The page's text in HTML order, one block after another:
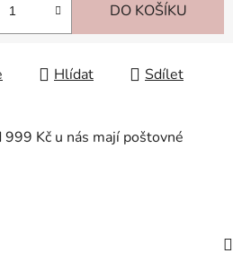
DO KOŠÍKU
Hlídat Sdílet
999 Kč u nás mají poštovné